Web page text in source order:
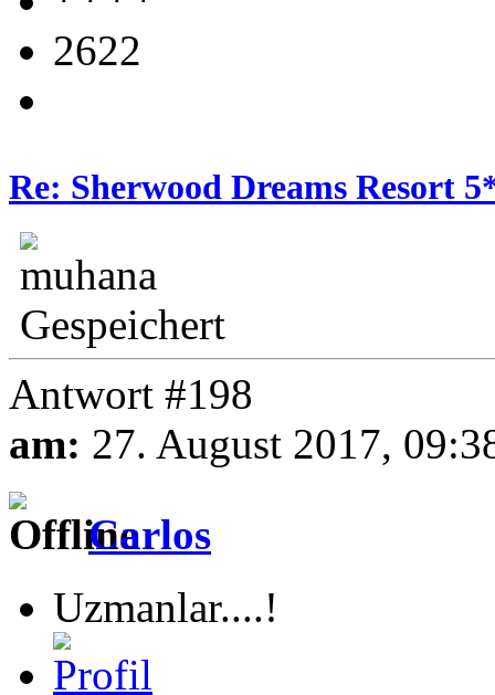
2622
Re: Sherwood Dreams Resort
Gespeichert
Antwort #198
am: 27. August 2017,
Carlos
Uzmanlar....!